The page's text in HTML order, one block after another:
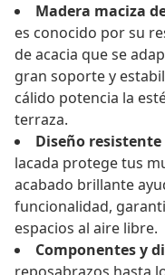
Madera maciza
es conocido por su
de acacia que se
gran soporte y
cálido potencia la
terraza.
Diseño
lacada protege tus
acabado brillante
funcionalidad,
espacios al aire libre.
Componentes y